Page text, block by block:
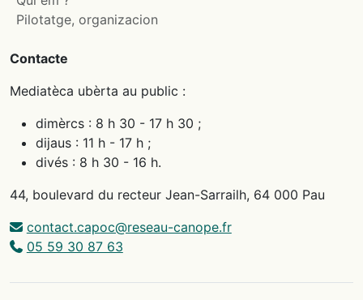
Pilotatge, organizacion
Contacte
Mediatèca ubèrta au public :
dimèrcs : 8 h 30 - 17 h 30 ;
dijaus : 11 h - 17 h ;
divés : 8 h 30 - 16 h.
44, boulevard du recteur Jean-Sarrailh, 64 000 Pau
contact.capoc@reseau-canope.fr
05 59 30 87 63